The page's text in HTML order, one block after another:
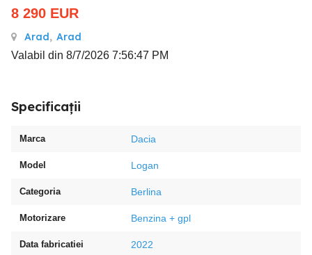
8 290 EUR
Arad, Arad
Valabil din 8/7/2026 7:56:47 PM
Specificații
Marca Dacia
Model Logan
Categoria Berlina
Motorizare Benzina + gpl
Data fabricatiei 2022